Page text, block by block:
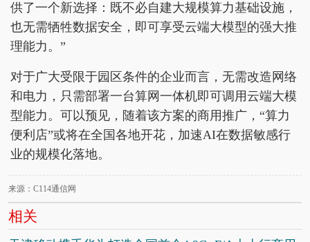
供了一个新选择：既不必自建大规模算力基础设施，
也无需牺牲数据安全，即可享受云端大模型的强大推
理能力。”
对于广大受限于园区条件的企业而言，无需改造网络
和电力，只需部署一台算网一体机即可调用云端大模
型能力。可以预见，随着该方案的商用推广，“算力
便利店”或将在全国各地开花，加速AI在数据敏感行
业的规模化落地。
来源：C114通信网
相关